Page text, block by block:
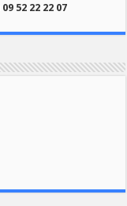
09 52 22 22 07